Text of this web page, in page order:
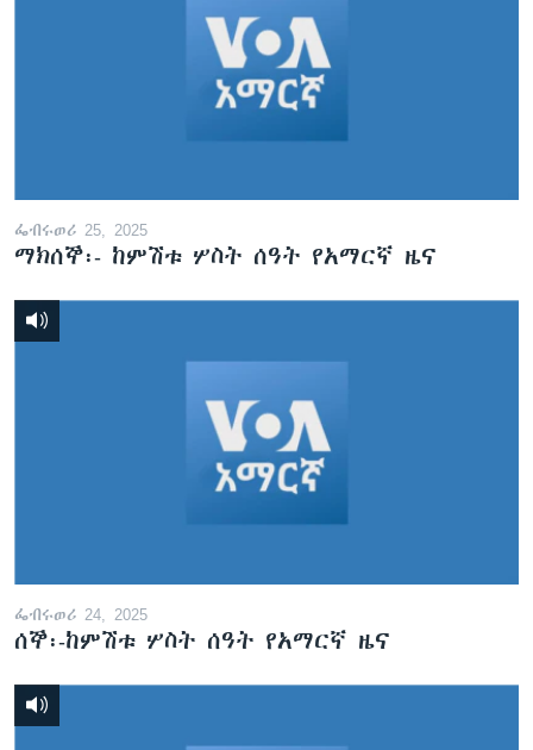
ፌብሩወሪ 25, 2025
ማክሰኞ፡- ከምሽቱ ሦስት ሰዓት የአማርኛ ዜና
ፌብሩወሪ 24, 2025
ሰኞ፡-ከምሽቱ ሦስት ሰዓት የአማርኛ ዜና